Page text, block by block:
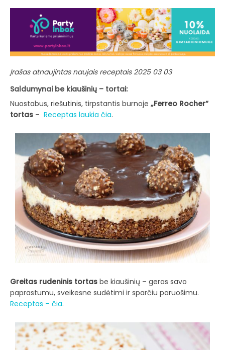
Įrašas atnaujintas naujais receptais 2025 03 03
Saldumynai be kiaušinių – tortai:
Nuostabus, riešutinis, tirpstantis burnoje „Ferreo Rocher“
tortas – Receptas laukia čia.
Greitas rudeninis tortas be kiaušinių – geras savo
paprastumu, sveikesne sudėtimi ir sparčiu paruošimu.
Receptas – čia.